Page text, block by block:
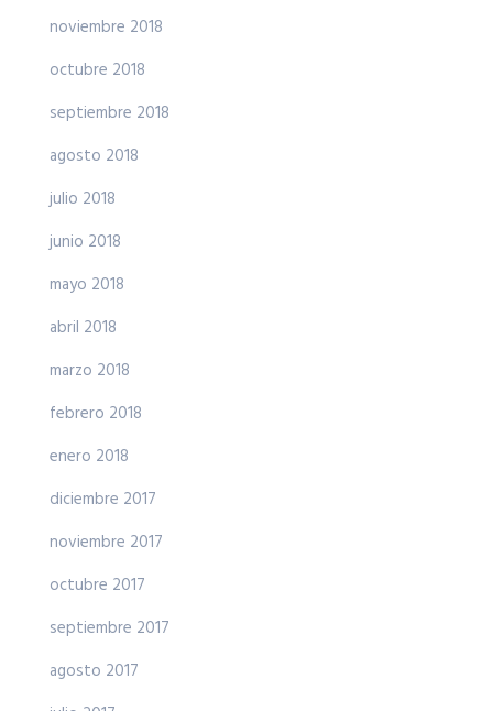
noviembre 2018
octubre 2018
septiembre 2018
agosto 2018
julio 2018
junio 2018
mayo 2018
abril 2018
marzo 2018
febrero 2018
enero 2018
diciembre 2017
noviembre 2017
octubre 2017
septiembre 2017
agosto 2017